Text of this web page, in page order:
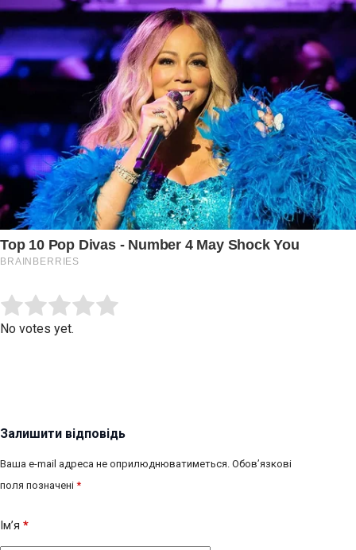
Rate this item:
No votes yet.
Залишити відповідь
Ваша e-mail адреса не оприлюднюватиметься. Обов’язкові
поля позначені *
Ім’я *